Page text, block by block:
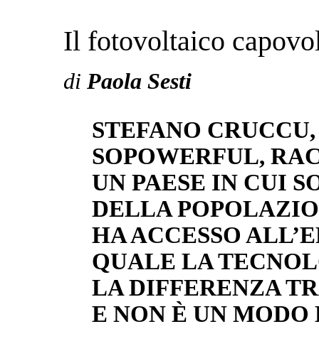
Il fotovoltaico
di Paola Sesti
STEFANO
SOPOWERFUL,
UN PAESE IN CUI
DELLA
HA ACCESSO
QUALE LA
LA DIFFERENZA
E NON È UN MODO